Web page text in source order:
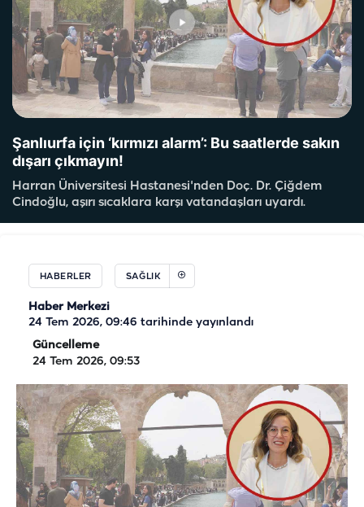
Şanlıurfa için ‘kırmızı alarm’: Bu saatlerde sakın
dışarı çıkmayın!
Harran Üniversitesi Hastanesi'nden Doç. Dr. Çiğdem
Cindoğlu, aşırı sıcaklara karşı vatandaşları uyardı.
HABERLER SAĞLIK
Haber Merkezi
24 Tem 2026, 09:46 tarihinde yayınlandı
Güncelleme
24 Tem 2026, 09:53